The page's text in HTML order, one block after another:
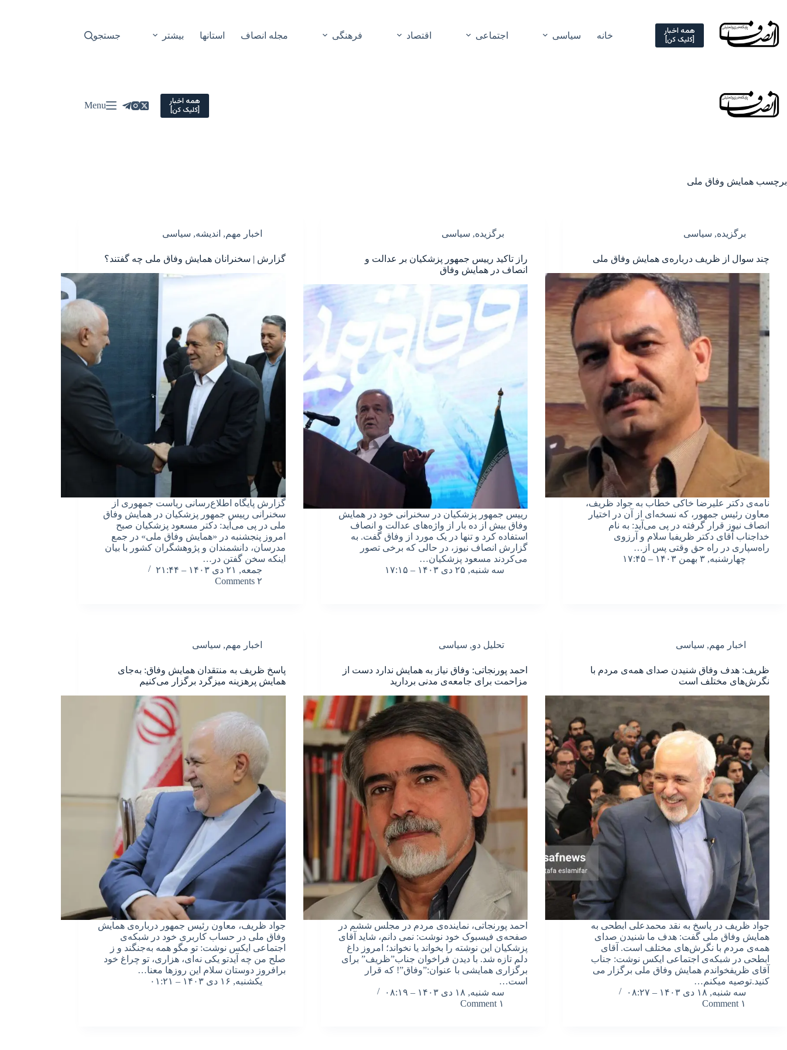
content
همه اخبار
[کلیک کن] خانه سیاسی اجتماعی اقتصاد فرهنگی مجله انصاف استانها بیشتر جستجو
همه اخبار
[کلیک کن] Menu
برچسب همایش وفاق ملی
برگزیده, سیاسی
چند سوال از ظریف درباره‌ی همایش وفاق ملی
نامه‌ی دکتر علیرضا خاکی خطاب به جواد ظریف،
معاون رئیس جمهور، که نسخه‌ای از آن در اختیار
انصاف نیوز قرار گرفته در پی می‌آید: به نام
خداجناب آقای دکتر ظریفبا سلام و آرزوی
راه‌سپاری در راه حق وقتی پس از…
چهارشنبه, ۳ بهمن ۱۴۰۳ – ۱۷:۴۵
برگزیده, سیاسی
راز تاکید رییس جمهور پزشکیان بر عدالت و
انصاف در همایش وفاق
رییس جمهور پزشکیان در سخنرانی خود در همایش
وفاق بیش از ده بار از واژه‌های عدالت و انصاف
استفاده کرد و تنها در یک مورد از وفاق گفت. به
گزارش انصاف نیوز، در حالی که برخی تصور
می‌کردند مسعود پزشکیان…
سه شنبه, ۲۵ دی ۱۴۰۳ – ۱۷:۱۵
اخبار مهم, اندیشه, سیاسی
گزارش | سخنرانان همایش وفاق ملی چه گفتند؟
گزارش پایگاه اطلاع‌رسانی ریاست جمهوری از
سخنرانی رییس جمهور پزشکیان در همایش وفاق
ملی در پی می‌آید: دکتر مسعود پزشکیان صبح
امروز پنجشنبه در «همایش وفاق ملی» در جمع
مدرسان، دانشمندان و پژوهشگران کشور با بیان
اینکه سخن گفتن در…
جمعه, ۲۱ دی ۱۴۰۳ – ۲۱:۴۴
۲ Comments
اخبار مهم, سیاسی
ظریف: هدف وفاق شنیدن صدای همه‌ی مردم با
نگرش‌های مختلف است
جواد ظریف در پاسخ به نقد محمدعلی ابطحی به
همایش وفاق ملی گفت: هدف ما شنیدن صدای
همه‌ی مردم با نگرش‌های مختلف است. آقای
ابطحی در شبکه‌ی اجتماعی ایکس نوشت: جناب
آقای ظریفخواندم همایش وفاق ملی برگزار می
کنید.توصیه میکنم…
سه شنبه, ۱۸ دی ۱۴۰۳ – ۰۸:۲۷
۱ Comment
تحلیل دو, سیاسی
احمد پورنجاتی: وفاق نیاز به همایش ندارد دست از
مزاحمت برای جامعه‌ی مدنی بردارید
احمد پورنجاتی، نماینده‌ی مردم در مجلس ششم در
صفحه‌ی فیسبوک خود نوشت: نمی دانم، شاید آقای
پزشکیان این نوشته را بخواند یا نخواند؛ امروز داغ
دلم تازه شد. با دیدن فراخوان جناب”ظریف” برای
برگزاری همایشی با عنوان:”وفاق”! که قرار
است…
سه شنبه, ۱۸ دی ۱۴۰۳ – ۰۸:۱۹
۱ Comment
اخبار مهم, سیاسی
پاسخ ظریف به منتقدان همایش وفاق: به‌جای
همایش پرهزینه میزگرد برگزار می‌کنیم
جواد ظریف، معاون رئیس جمهور درباره‌ی همایش
وفاق ملی در حساب کاربری خود در شبکه‌ی
اجتماعی ایکس نوشت: ‏تو مگو همه به‌جنگند و‌ ز
صلح من چه آیدتو یکی نه‌ای، هزاری، تو چراغ خود
برافروز دوستان سلام این روزها معنا…
یکشنبه, ۱۶ دی ۱۴۰۳ – ۰۱:۲۱